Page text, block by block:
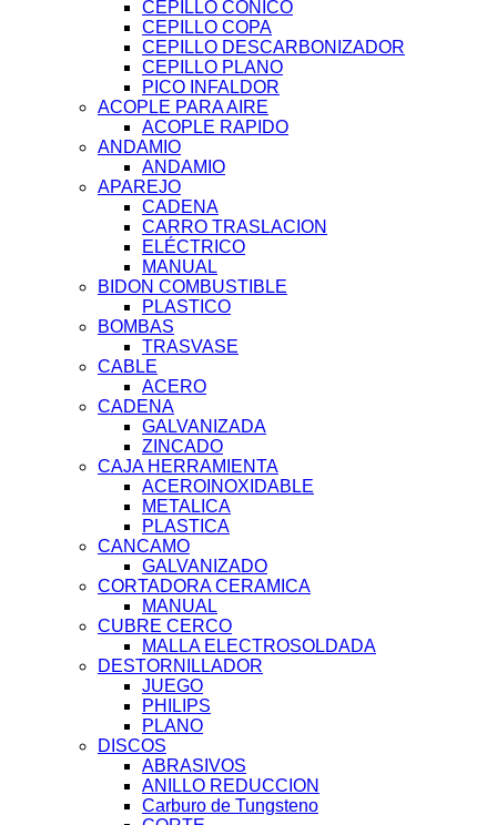
CEPILLO CONICO
CEPILLO COPA
CEPILLO DESCARBONIZADOR
CEPILLO PLANO
PICO INFALDOR
ACOPLE PARA AIRE
ACOPLE RAPIDO
ANDAMIO
ANDAMIO
APAREJO
CADENA
CARRO TRASLACION
ELÉCTRICO
MANUAL
BIDON COMBUSTIBLE
PLASTICO
BOMBAS
TRASVASE
CABLE
ACERO
CADENA
GALVANIZADA
ZINCADO
CAJA HERRAMIENTA
ACEROINOXIDABLE
METALICA
PLASTICA
CANCAMO
GALVANIZADO
CORTADORA CERAMICA
MANUAL
CUBRE CERCO
MALLA ELECTROSOLDADA
DESTORNILLADOR
JUEGO
PHILIPS
PLANO
DISCOS
ABRASIVOS
ANILLO REDUCCION
Carburo de Tungsteno